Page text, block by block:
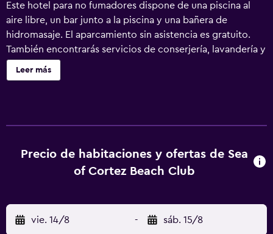
Este hotel para no fumadores dispone de una piscina al
aire libre, un bar junto a la piscina y una bañera de
hidromasaje. El aparcamiento sin asistencia es gratuito.
También encontrarás servicios de conserjería, lavandería y
servicio de recepción 24 horas. No se ofrece servicio de
limpieza. Sea of Cortez Beach Club ofrece 44 alojamientos
habitaciones: frigorífico, microondas y cafetera y tetera.
Los baños están equipados con ducha y bañera
servicios para las personas de negocios incluyen teléfono
con llamadas locales gratuitas (pueden existir
Leer más
Precio de habitaciones y ofertas de Sea
of Cortez Beach Club
vie. 14/8 - sáb. 15/8